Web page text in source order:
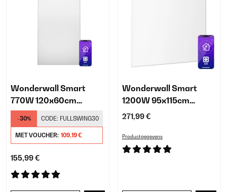
Wonderwall Smart
770W 120x60cm
Infrarood Paneel Wit
-30% CODE: FULLSWING30
MET VOUCHER: 109,19 €
155,99 €
Wonderwall Smart
1200W 95x115cm
Infrarood Paneel Wit
271,99 €
Productgegevens